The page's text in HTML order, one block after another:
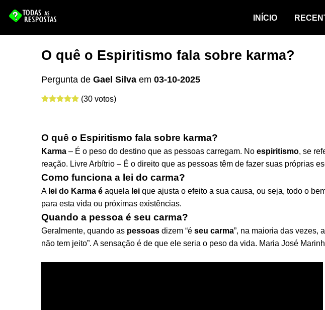
INÍCIO
O quê o Espiritismo fala sobre karma?
Pergunta de Gael Silva em 03-10-2025
(30 votos)
O quê o Espiritismo fala sobre karma?
Karma – É o peso do destino que as pessoas carregam. No espiritismo, se
reação. Livre Arbítrio – É o direito que as pessoas têm de fazer suas próprias
Como funciona a lei do carma?
A lei do Karma é aquela lei que ajusta o efeito a sua causa, ou seja, todo o
para esta vida ou próximas existências.
Quando a pessoa é seu carma?
Geralmente, quando as pessoas dizem “é seu carma”, na maioria das vezes,
não tem jeito”. A sensação é de que ele seria o peso da vida. Maria José